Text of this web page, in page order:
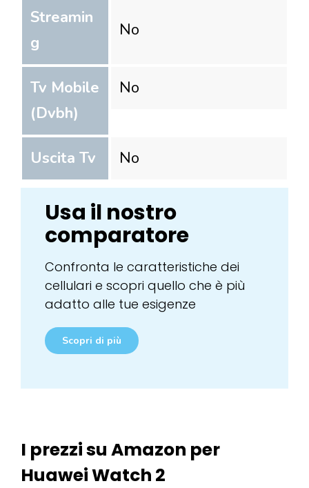
Streamin
g
No
Tv Mobile
(Dvbh)
No
Uscita Tv No
Usa il nostro
comparatore
Confronta le caratteristiche dei
cellulari e scopri quello che è più
adatto alle tue esigenze
Scopri di più
I prezzi su Amazon per
Huawei Watch 2